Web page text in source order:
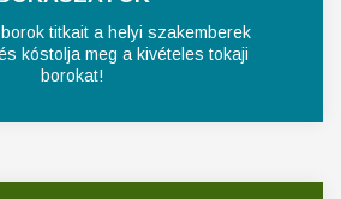
titkait a helyi szakemberek
kóstolja meg a kivételes tokaji
borokat!